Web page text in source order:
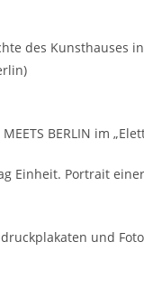
des Kunsthauses
BERLIN im
Einheit. Portrait
und